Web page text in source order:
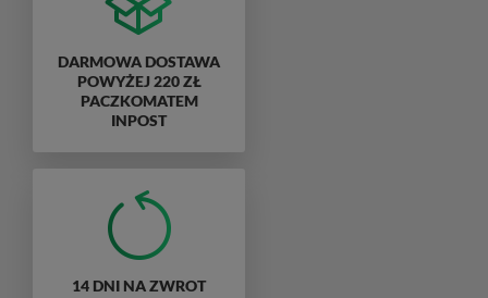
DARMOWA DOSTAWA
POWYŻEJ 220 ZŁ
PACZKOMATEM
INPOST
14 DNI NA ZWROT